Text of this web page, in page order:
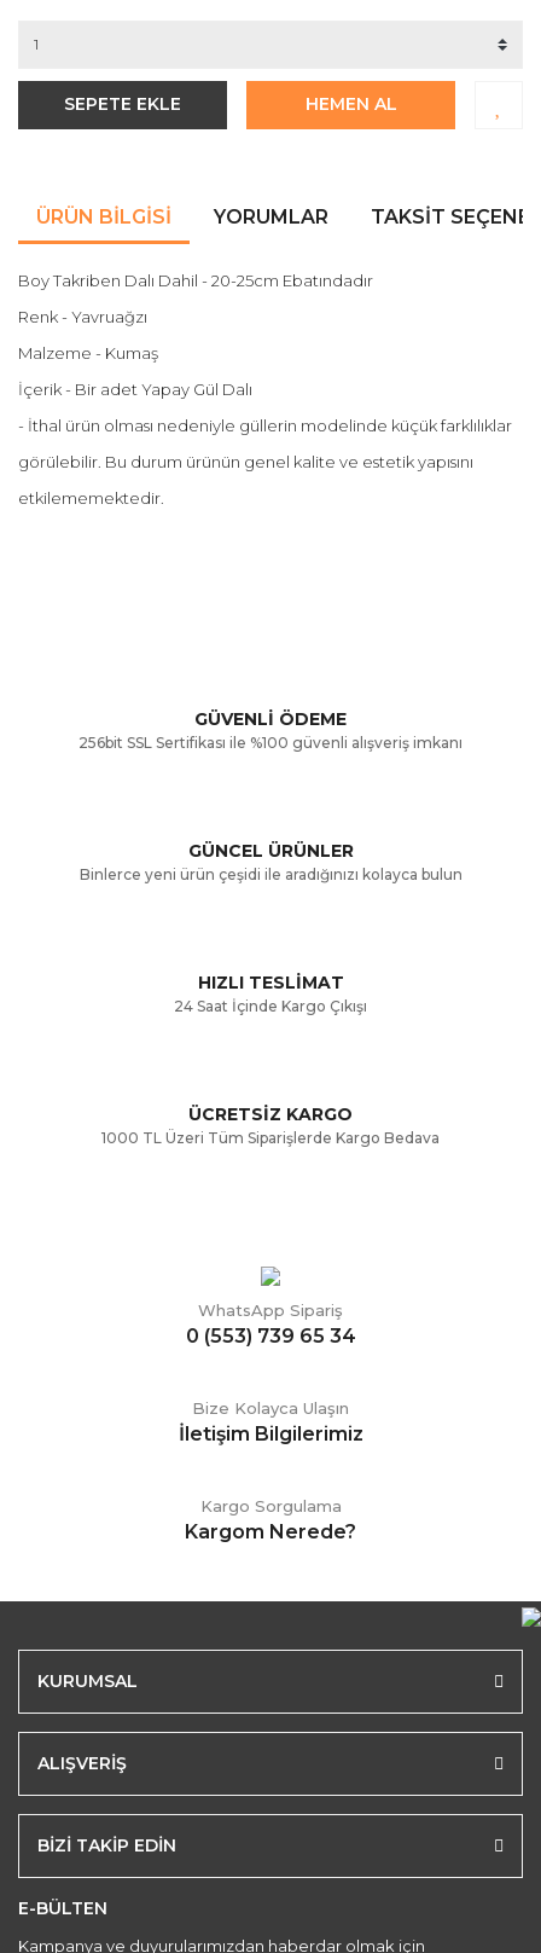
SEPETE EKLE HEMEN AL
ÜRÜN BILGISI YORUMLAR TAKSIT
Boy Takriben Dalı Dahil - 20-25cm Ebatındadır
Renk - Yavruağzı
Malzeme - Kumaş
İçerik - Bir adet Yapay Gül Dalı
- İthal ürün olması nedeniyle güllerin modelinde küçük farklılıklar
görülebilir. Bu durum ürünün genel kalite ve estetik yapısını
etkilememektedir.
Ürün resmi kalitesiz, bozuk veya görüntülenemiyor.
Ürün bilgilerinde hatalar bulunuyor.
Gönder
GÜVENLİ ÖDEME
256bit SSL Sertifikası ile %100 güvenli alışveriş imkanı
GÜNCEL ÜRÜNLER
Binlerce yeni ürün çeşidi ile aradığınızı kolayca bulun
HIZLI TESLİMAT
24 Saat İçinde Kargo Çıkışı
ÜCRETSİZ KARGO
1000 TL Üzeri Tüm Siparişlerde Kargo Bedava
WhatsApp Sipariş
0 (553) 739 65 34
Bize Kolayca Ulaşın
İletişim Bilgilerimiz
Kargo Sorgulama
Kargom Nerede?
KURUMSAL
ALIŞVERİŞ
BİZİ TAKİP EDİN
E-BÜLTEN
Kampanya ve duyurularımızdan haberdar olmak için